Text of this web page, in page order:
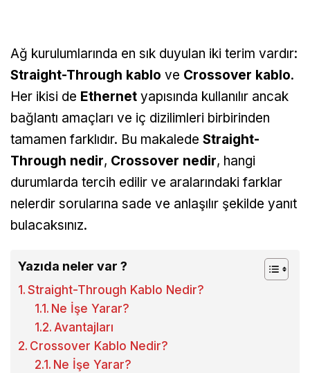
Ağ kurulumlarında en sık duyulan iki terim vardır:
Straight-Through kablo ve Crossover kablo.
Her ikisi de Ethernet yapısında kullanılır ancak
bağlantı amaçları ve iç dizilimleri birbirinden
tamamen farklıdır. Bu makalede Straight-
Through nedir, Crossover nedir, hangi
durumlarda tercih edilir ve aralarındaki farklar
nelerdir sorularına sade ve anlaşılır şekilde yanıt
bulacaksınız.
Yazıda neler var ?
Straight-Through Kablo Nedir?
Ne İşe Yarar?
Avantajları
Crossover Kablo Nedir?
Ne İşe Yarar?